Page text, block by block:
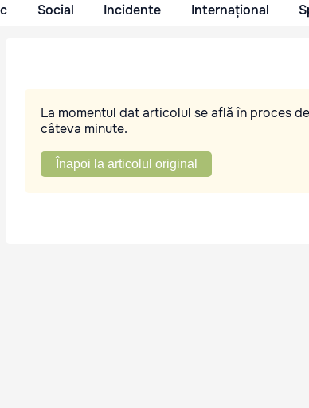
Social Incidente Internațional
La momentul dat articolul se află în proces
câteva minute.
Înapoi la articolul original